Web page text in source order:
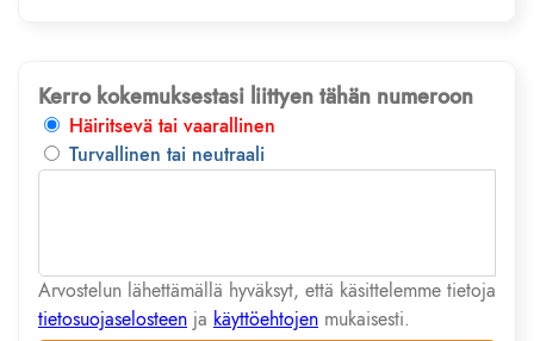
Kerro kokemuksestasi liittyen tähän numeroon
Häiritsevä tai vaarallinen
Turvallinen tai neutraali
Arvostelun lähettämällä hyväksyt, että käsittelemme tietoja
tietosuojaselosteen ja käyttöehtojen mukaisesti.